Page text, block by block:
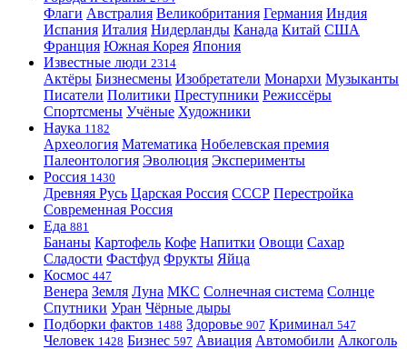
Флаги Австралия Великобритания Германия Индия
Испания Италия Нидерланды Канада Китай США
Франция Южная Корея Япония
Известные люди 2314
Актёры Бизнесмены Изобретатели Монархи Музыканты
Писатели Политики Преступники Режиссёры
Спортсмены Учёные Художники
Наука 1182
Археология Математика Нобелевская премия
Палеонтология Эволюция Эксперименты
Россия 1430
Древняя Русь Царская Россия СССР Перестройка
Современная Россия
Еда 881
Бананы Картофель Кофе Напитки Овощи Сахар
Сладости Фастфуд Фрукты Яйца
Космос 447
Венера Земля Луна МКС Солнечная система Солнце
Спутники Уран Чёрные дыры
Подборки фактов 1488 Здоровье 907 Криминал 547
Человек 1428 Бизнес 597 Авиация Автомобили Алкоголь